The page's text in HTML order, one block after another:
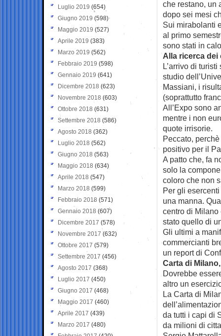
che restano, un
dopo sei mesi
Sui mirabolanti
al primo
sono stati in
Alla ricerca
L’arrivo di
studio
Massiani, i
(soprattutto
All’Expo sono
mentre i non
quote irrisorie.
Peccato,
positivo per il
A patto che, fa
solo la
coloro che non
Per gli
una manna.
centro di Milano
stato quello di
Gli ultimi a
commercianti
un report di
Carta di
Dovrebbe
altro un
La Carta di
da tutti i capi di
da milioni di
Luglio 2019 (654)
Giugno 2019 (598)
Maggio 2019 (527)
Aprile 2019 (383)
Marzo 2019 (562)
Febbraio 2019 (598)
Gennaio 2019 (641)
Dicembre 2018 (623)
Novembre 2018 (603)
Ottobre 2018 (631)
Settembre 2018 (586)
Agosto 2018 (362)
Luglio 2018 (562)
Giugno 2018 (563)
Maggio 2018 (634)
Aprile 2018 (547)
Marzo 2018 (599)
Febbraio 2018 (571)
Gennaio 2018 (607)
Dicembre 2017 (578)
Novembre 2017 (632)
Ottobre 2017 (579)
Settembre 2017 (456)
Agosto 2017 (368)
Luglio 2017 (450)
Giugno 2017 (468)
Maggio 2017 (460)
Aprile 2017 (439)
Marzo 2017 (480)